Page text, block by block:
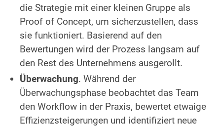
die Strategie mit einer kleinen Gruppe als
Proof of Concept, um sicherzustellen, dass
sie funktioniert. Basierend auf den
Bewertungen wird der Prozess langsam auf
den Rest des Unternehmens ausgerollt.
Überwachung. Während der
Überwachungsphase beobachtet das Team
den Workflow in der Praxis, bewertet etwaige
Effizienzsteigerungen und identifiziert neue